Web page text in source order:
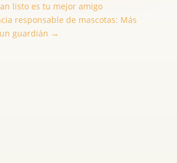
listo es tu mejor amigo
responsable de mascotas: Más
guardián →